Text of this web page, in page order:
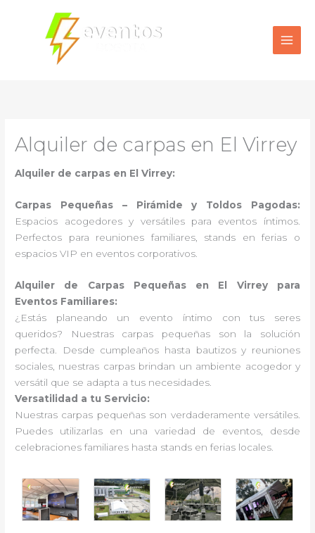
contenido
Alquiler de carpas en El Virrey
Alquiler de carpas en El Virrey:
Carpas Pequeñas – Pirámide y Toldos Pagodas:
Espacios acogedores y versátiles para eventos íntimos.
Perfectos para reuniones familiares, stands en ferias o
espacios VIP en eventos corporativos.
Alquiler de Carpas Pequeñas en El Virrey para
Eventos Familiares:
¿Estás planeando un evento íntimo con tus seres
queridos? Nuestras carpas pequeñas son la solución
perfecta. Desde cumpleaños hasta bautizos y reuniones
sociales, nuestras carpas brindan un ambiente acogedor y
versátil que se adapta a tus necesidades.
Versatilidad a tu Servicio:
Nuestras carpas pequeñas son verdaderamente versátiles.
Puedes utilizarlas en una variedad de eventos, desde
celebraciones familiares hasta stands en ferias locales.